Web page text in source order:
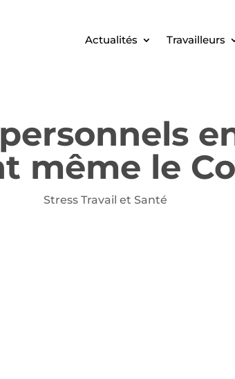
Actualités Travailleurs
même le
Stress Travail et Santé